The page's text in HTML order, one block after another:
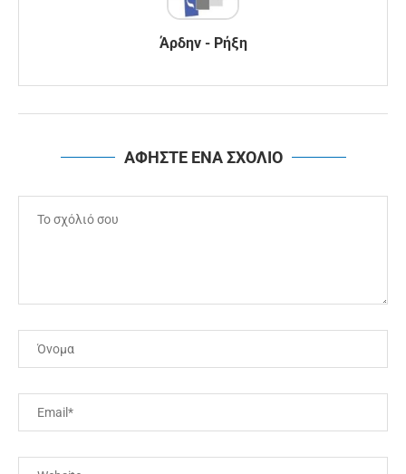
Άρδην - Ρήξη
ΑΦΗΣΤΕ ΕΝΑ ΣΧΟΛΙΟ